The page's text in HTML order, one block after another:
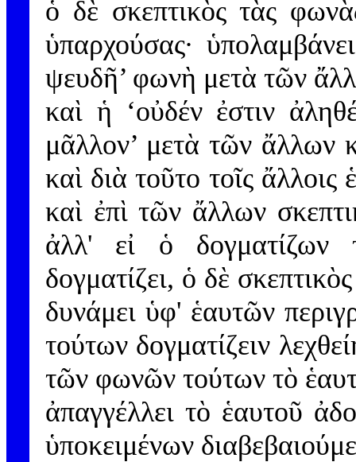
ὁ δὲ σκεπτικὸς τὰς
ὑπαρχούσας·
ψευδῆ’ φωνὴ μετὰ τῶν
καὶ ἡ ‘οὐδέν ἐστιν
μᾶλλον’ μετὰ τῶν ἄλλων
καὶ διὰ τοῦτο τοῖς
καὶ ἐπὶ τῶν ἄλλων
ἀλλ' εἰ ὁ δογματίζων
δογματίζει, ὁ δὲ
δυνάμει ὑφ' ἑαυτῶν
τούτων δογματίζειν
τῶν φωνῶν τούτων τὸ
ἀπαγγέλλει τὸ ἑαυτοῦ
ὑποκειμένων